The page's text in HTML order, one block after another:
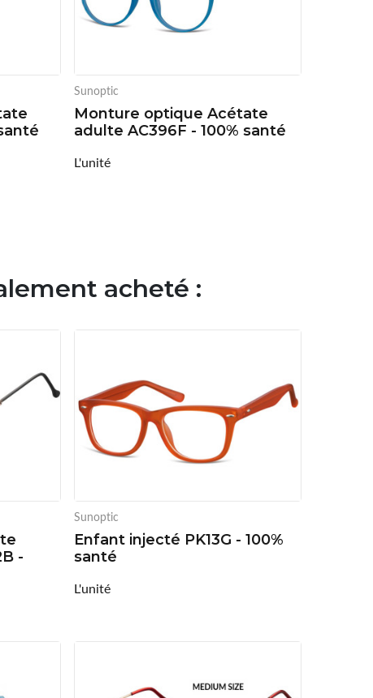
Sunoptic
Monture optique Acétate
adulte AC396F - 100% santé
L'unité
acheté :
-
Sunoptic
Enfant injecté PK13G - 100%
santé
L'unité